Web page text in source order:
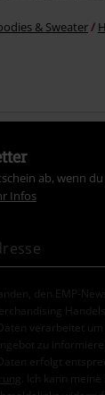
& Sweater
ab, wenn
Infos
den EMP-
verarbeitet
zu
erfolgt
. Ich kann